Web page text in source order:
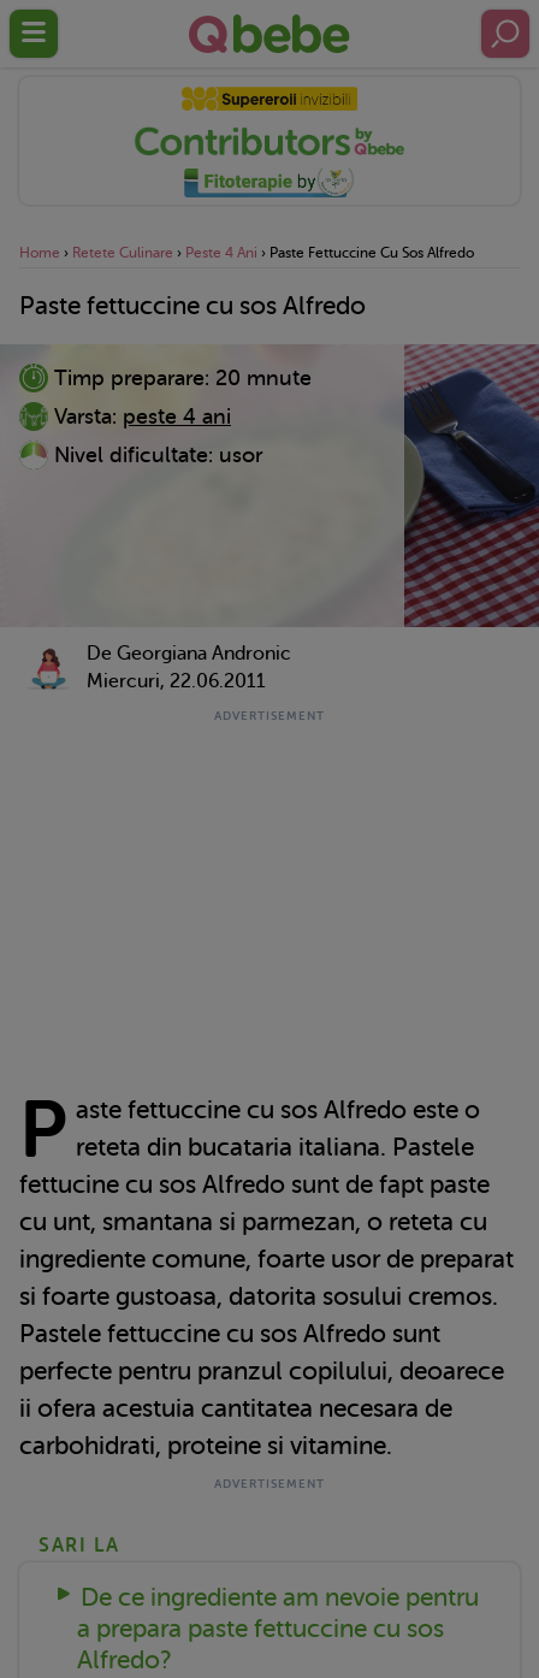
Home › Retete Culinare › Peste 4 Ani › Paste Fettuccine Cu Sos Alfredo
Paste fettuccine cu sos Alfredo
Timp preparare: 20 mnute
Varsta: peste 4 ani
Nivel dificultate: usor
De Georgiana Andronic
Miercuri, 22.06.2011
P aste fettuccine cu sos Alfredo este o
reteta din bucataria italiana. Pastele
fettucine cu sos Alfredo sunt de fapt paste
cu unt, smantana si parmezan, o reteta cu
ingrediente comune, foarte usor de preparat
si foarte gustoasa, datorita sosului cremos.
Pastele fettuccine cu sos Alfredo sunt
perfecte pentru pranzul copilului, deoarece
ii ofera acestuia cantitatea necesara de
carbohidrati, proteine si vitamine.
SARI LA
De ce ingrediente am nevoie pentru
a prepara paste fettuccine cu sos
Alfredo?